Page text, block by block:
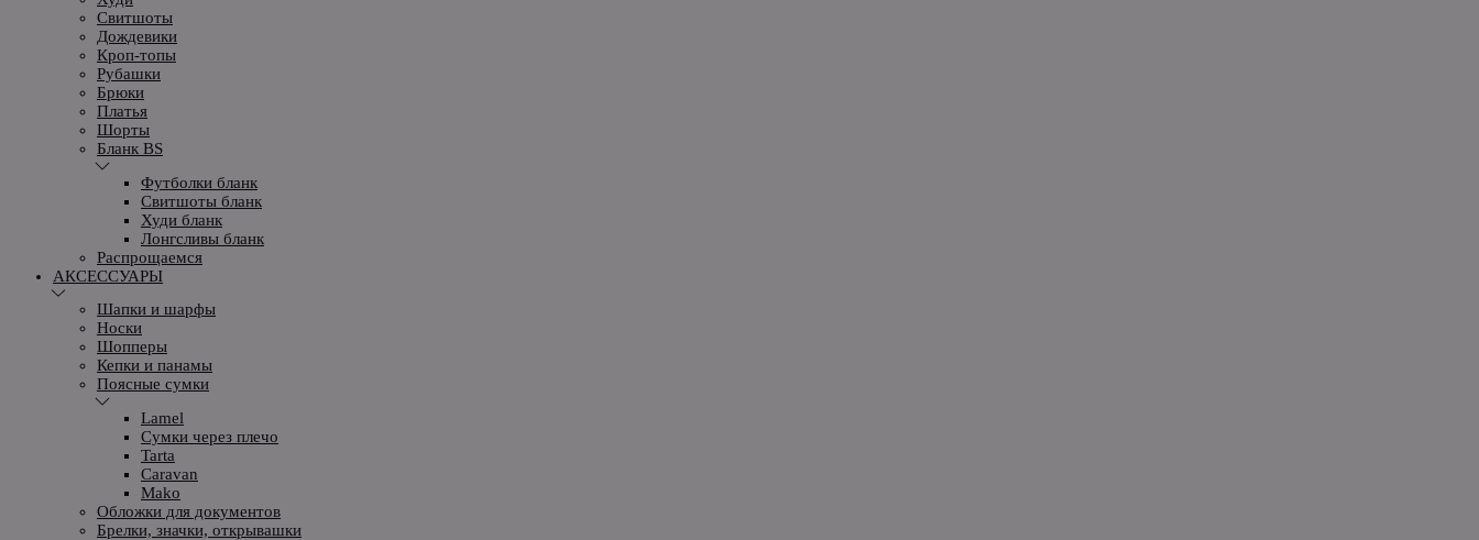
Свитшоты
Дождевики
Кроп-топы
Рубашки
Брюки
Платья
Шорты
Бланк BS
Футболки бланк
Свитшоты бланк
Худи бланк
Лонгсливы бланк
Распрощаемся
АКСЕССУАРЫ
Шапки и шарфы
Носки
Шопперы
Кепки и панамы
Поясные сумки
Lamel
Сумки через плечо
Tarta
Caravan
Mako
Обложки для документов
Брелки, значки, открывашки